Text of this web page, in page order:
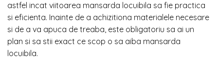
astfel incat viitoarea mansarda locuibila sa fie practica
si eficienta. Inainte de a achizitiona materialele necesare
si de a va apuca de treaba, este obligatoriu sa ai un
plan si sa stii exact ce scop o sa aiba mansarda
locuibila.